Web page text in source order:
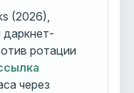
(2026),
даркнет-
ротации
через